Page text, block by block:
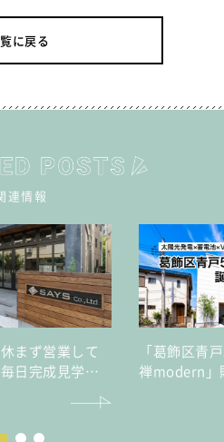
に戻る
連情報
まず営業して
日完成見学会
「葛飾区青
禅modern」